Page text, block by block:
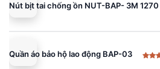
195.000 ₫.
Nút bịt tai chống ồn NUT-BAP- 3M 1270
Quần áo bảo hộ lao động BAP-03
Giá
Giá